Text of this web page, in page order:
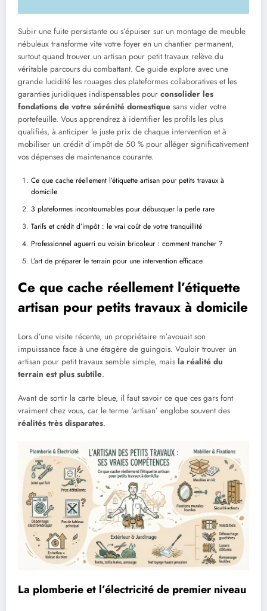
Subir une fuite persistante ou s’épuiser sur un montage de meuble
nébuleux transforme vite votre foyer en un chantier permanent,
surtout quand trouver un artisan pour petit travaux relève du
véritable parcours du combattant. Ce guide explore avec une
grande lucidité les rouages des plateformes collaboratives et les
garanties juridiques indispensables pour consolider les
fondations de votre sérénité domestique sans vider votre
portefeuille. Vous apprendrez à identifier les profils les plus
qualifiés, à anticiper le juste prix de chaque intervention et à
mobiliser un crédit d’impôt de 50 % pour alléger significativement
vos dépenses de maintenance courante.
Ce que cache réellement l’étiquette artisan pour petits travaux à
domicile
3 plateformes incontournables pour débusquer la perle rare
Tarifs et crédit d’impôt : le vrai coût de votre tranquillité
Professionnel aguerri ou voisin bricoleur : comment trancher ?
L’art de préparer le terrain pour une intervention efficace
Ce que cache réellement l’étiquette
artisan pour petits travaux à domicile
Lors d’une visite récente, un propriétaire m’avouait son
impuissance face à une étagère de guingois. Vouloir trouver un
artisan pour petit travaux semble simple, mais la réalité du
terrain est plus subtile.
Avant de sortir la carte bleue, il faut savoir ce que ces gars font
vraiment chez vous, car le terme ‘artisan’ englobe souvent des
réalités très disparates.
La plomberie et l’électricité de premier niveau